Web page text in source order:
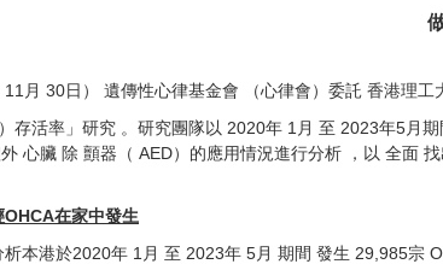
11月 30日） 遺傳性心律基金會 （心律會）委託 香港理
存活率」研究 。研究團隊以 2020年 1月 至 2023年5月
心臟 除 顫器（ AED）的應用情況進行分析 ，以 全面
在家中發生
析本港於2020年 1月 至 2023年 5月 期間 發生 29,985宗